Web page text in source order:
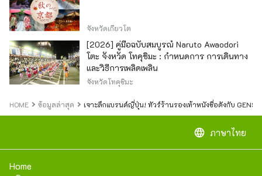
จังหวัดเกียวโต
[2026] คู่มือฉบับสมบูรณ์ Naruto Awaodori
โตะ จังหวัด โทคุชิมะ : กำหนดการ การเดินทาง
และวิธีการเพลิดเพลิน
จังหวัดโทคุชิมะ
HOME ข้อมูลล่าสุด เจาะลึกแบรนด์ญี่ปุ่น! ทัวร์ร้านรองเท้าหนังชื่อดังกับ
language ภาษาไทย
Home